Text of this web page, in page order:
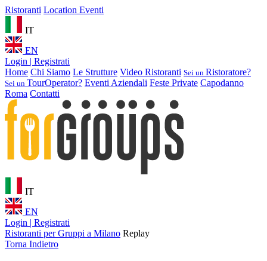
Ristoranti Location Eventi
IT
EN
Login | Registrati
Home Chi Siamo Le Strutture Video Ristoranti Sei un Ristoratore?
Sei un TourOperator? Eventi Aziendali Feste Private Capodanno
Roma Contatti
IT
EN
Login | Registrati
Ristoranti per Gruppi a Milano Replay
Torna Indietro